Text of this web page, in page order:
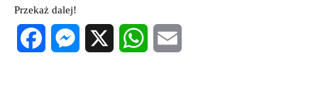
Przekaż dalej!